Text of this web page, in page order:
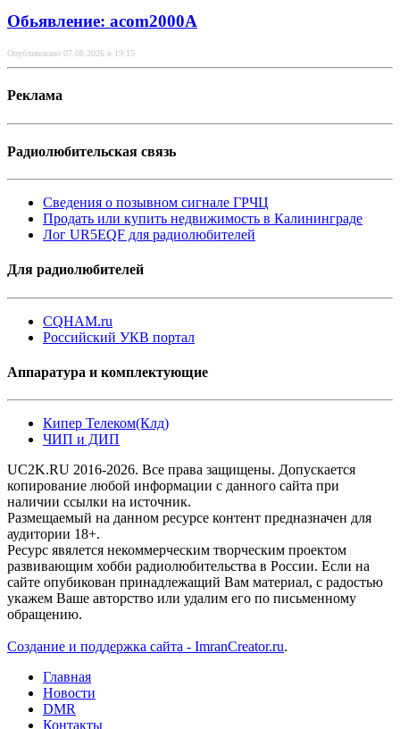
Обьявление: acom2000A
Опубликовано 07.08.2026 в 19:15
Реклама
Радиолюбительская связь
Сведения о позывном сигнале ГРЧЦ
Продать или купить недвижимость в Калининграде
Лог UR5EQF для радиолюбителей
Для радиолюбителей
CQHAM.ru
Российский УКВ портал
Аппаратура и комплектующие
Кипер Телеком(Клд)
ЧИП и ДИП
UC2K.RU 2016-2026. Все права защищены. Допускается
копирование любой информации с данного сайта при
наличии ссылки на источник.
Размещаемый на данном ресурсе контент предназначен для
аудитории 18+.
Ресурс явялется некоммерческим творческим проектом
развивающим хобби радиолюбительства в России. Если на
сайте опубикован принадлежащий Вам материал, с радостью
укажем Ваше авторство или удалим его по письменному
обращению.
Создание и поддержка сайта - ImranCreator.ru.
Главная
Новости
DMR
Контакты